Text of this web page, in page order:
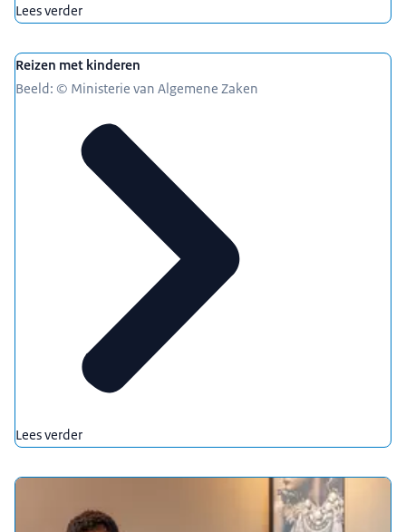
Lees verder
Reizen met kinderen
Beeld: © Ministerie van Algemene Zaken
Lees verder